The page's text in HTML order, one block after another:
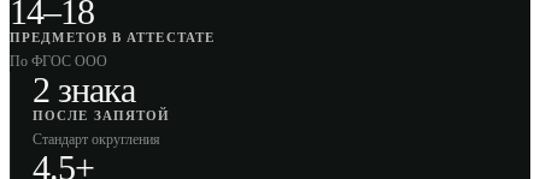
14–18
ПРЕДМЕТОВ В АТТЕСТАТЕ
По ФГОС ООО
2 знака
ПОСЛЕ ЗАПЯТОЙ
Стандарт округления
4.5+